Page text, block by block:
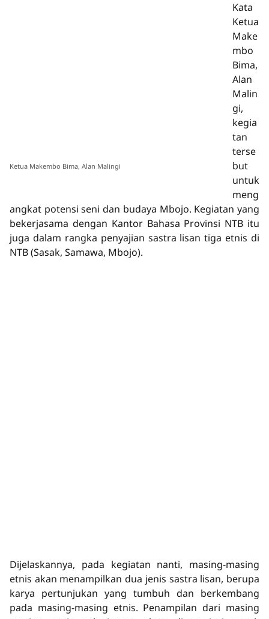
Ketua Makembo Bima, Alan Malingi
Kata
Ketua
Make
mbo
Bima,
Alan
Malin
gi,
kegia
tan
terse
but
untuk
meng
angkat potensi seni dan budaya Mbojo. Kegiatan yang
bekerjasama dengan Kantor Bahasa Provinsi NTB itu
juga dalam rangka penyajian sastra lisan tiga etnis di
NTB (Sasak, Samawa, Mbojo).
Dijelaskannya, pada kegiatan nanti, masing-masing
etnis akan menampilkan dua jenis sastra lisan, berupa
karya pertunjukan yang tumbuh dan berkembang
pada masing-masing etnis. Penampilan dari masing